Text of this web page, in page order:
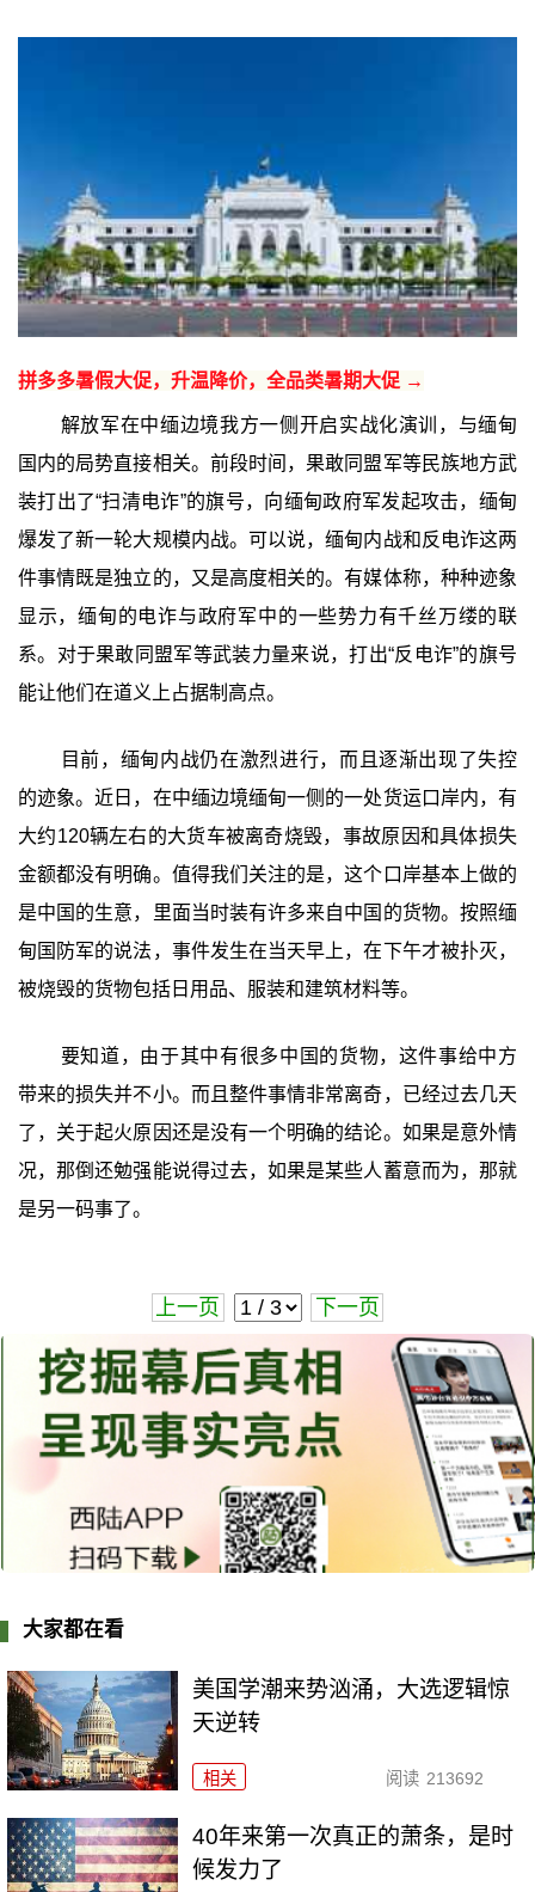
拼多多暑假大促，升温降价，全品类暑期大促 →
解放军在中缅边境我方一侧开启实战化演训，与缅甸
国内的局势直接相关。前段时间，果敢同盟军等民族地方武
装打出了“扫清电诈”的旗号，向缅甸政府军发起攻击，缅甸
爆发了新一轮大规模内战。可以说，缅甸内战和反电诈这两
件事情既是独立的，又是高度相关的。有媒体称，种种迹象
显示，缅甸的电诈与政府军中的一些势力有千丝万缕的联
系。对于果敢同盟军等武装力量来说，打出“反电诈”的旗号
能让他们在道义上占据制高点。
目前，缅甸内战仍在激烈进行，而且逐渐出现了失控
的迹象。近日，在中缅边境缅甸一侧的一处货运口岸内，有
大约120辆左右的大货车被离奇烧毁，事故原因和具体损失
金额都没有明确。值得我们关注的是，这个口岸基本上做的
是中国的生意，里面当时装有许多来自中国的货物。按照缅
甸国防军的说法，事件发生在当天早上，在下午才被扑灭，
被烧毁的货物包括日用品、服装和建筑材料等。
要知道，由于其中有很多中国的货物，这件事给中方
带来的损失并不小。而且整件事情非常离奇，已经过去几天
了，关于起火原因还是没有一个明确的结论。如果是意外情
况，那倒还勉强能说得过去，如果是某些人蓄意而为，那就
是另一码事了。
上一页 下一页
大家都在看
美国学潮来势汹涌，大选逻辑惊
天逆转
相关 阅读 213692
40年来第一次真正的萧条，是时
候发力了